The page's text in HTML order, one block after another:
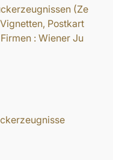
(Ze
Postkart
: Wiener Ju